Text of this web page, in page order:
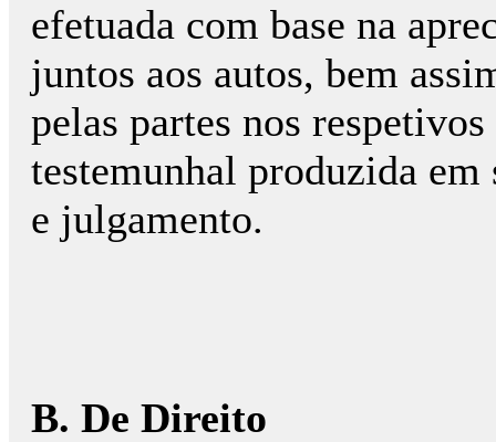
efetuada com base na
juntos aos autos, bem
pelas partes nos
testemunhal produzida em
e julgamento.
B. De Direito